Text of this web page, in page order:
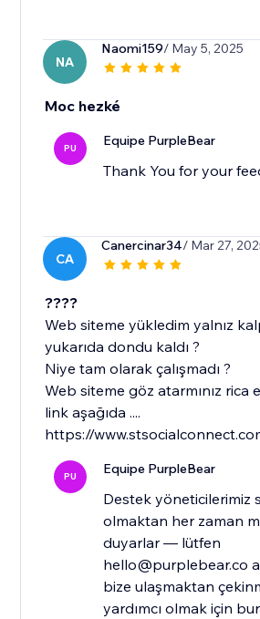
NA
Naomi159/ May 5, 2025
Moc hezké
PU Equipe PurpleBear
Thank You for your
CA
Canercinar34/ Mar 27,
????
Web siteme yükledim yalnız
yukarıda dondu kaldı ?
Niye tam olarak çalışmadı ?
Web siteme göz atarmınız rica
link aşağıda ....
https://
PU Equipe PurpleBear
Destek yöneticilerimiz
olmaktan her zaman
duyarlar — lütfen
hello@purplebear.co
bize ulaşmaktan
yardımcı olmak için